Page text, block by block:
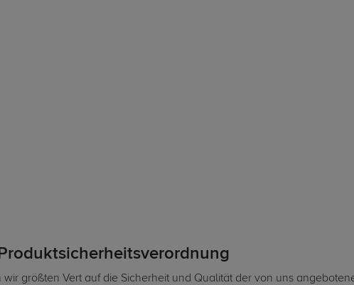
größten Vert auf die Sicherheit und Qualität der von uns